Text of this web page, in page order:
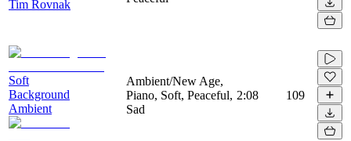
Tim Rovnak
Soft
Background
Ambient
Ambient/New Age,
Piano, Soft, Peaceful,
Sad
2:08 109